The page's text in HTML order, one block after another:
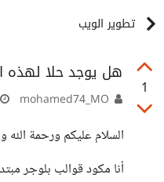
تطوير الويب
1
هل يوجد حلا لهذه
السلام عليكم ورحمة الله
أنا مكود قوالب بلوجر